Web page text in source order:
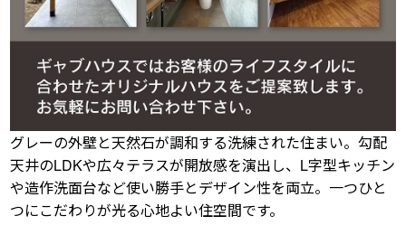
グレーの外壁と天然石が調和する洗練された住まい。勾配
天井のLDKや広々テラスが開放感を演出し、L字型キッチン
や造作洗面台など使い勝手とデザイン性を両立。一つひと
つにこだわりが光る心地よい住空間です。